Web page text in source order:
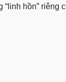
hồn” riêng